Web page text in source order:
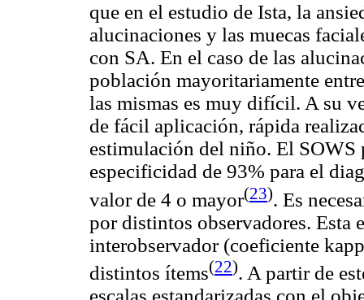
que en el estudio de Ista, la
alucinaciones y las muecas
con SA. En el caso de las
población mayoritariamente
las mismas es muy difícil. A su
de fácil aplicación, rápida
estimulación del niño. El SOWS
especificidad de 93% para el
valor de 4 o mayor(23). Es
por distintos observadores. Esta
interob­servador (coeficiente
distintos ítems(22). A partir de
escalas estan­darizadas con el